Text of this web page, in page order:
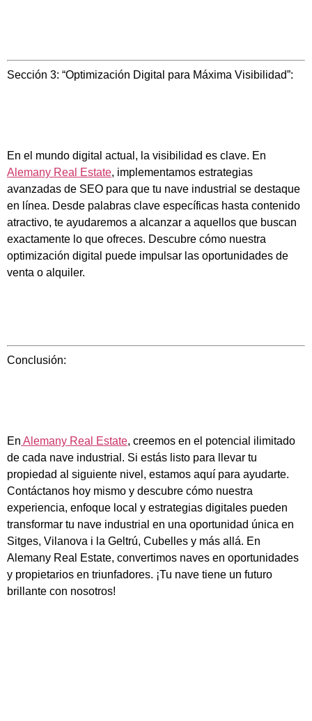
Sección 3: “Optimización Digital para Máxima Visibilidad”:
En el mundo digital actual, la visibilidad es clave. En
Alemany Real Estate, implementamos estrategias
avanzadas de SEO para que tu nave industrial se destaque
en línea. Desde palabras clave específicas hasta contenido
atractivo, te ayudaremos a alcanzar a aquellos que buscan
exactamente lo que ofreces. Descubre cómo nuestra
optimización digital puede impulsar las oportunidades de
venta o alquiler.
Conclusión:
En Alemany Real Estate, creemos en el potencial ilimitado
de cada nave industrial. Si estás listo para llevar tu
propiedad al siguiente nivel, estamos aquí para ayudarte.
Contáctanos hoy mismo y descubre cómo nuestra
experiencia, enfoque local y estrategias digitales pueden
transformar tu nave industrial en una oportunidad única en
Sitges, Vilanova i la Geltrú, Cubelles y más allá. En
Alemany Real Estate, convertimos naves en oportunidades
y propietarios en triunfadores. ¡Tu nave tiene un futuro
brillante con nosotros!